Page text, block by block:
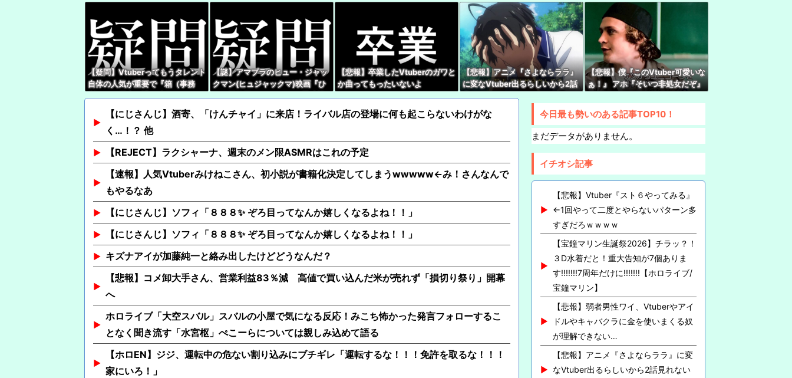
【にじ甲2026】にじさんじ甲子園2026 本戦 Day1終了！しーちゃんの
守備ほんま良かったわ
【ホロライブ】虎金妃笑虎「引っ越し先、洗濯機置き場がない 今気づい
【悲報】コメ卸大手さん、営業利益83％減 高値で買い込んだ米が売れ
ず「損切り祭り」開幕へ
【超朗報】夏、終わる
【にじ甲2026】Winners2回戦第2試合：ロイヤルナイツ - 新台附属！ロ
イヤルナイツうおおおおおおお
【疑問】Vtuberってもうタレント
自体の人気が重要で『箱（事務
なってね？
【謎】アマプラのヒュー・ジャッ
クマン(ヒュジャックマ)映画『ひ
聴が滅茶苦茶多い…いったいなぜ
【悲報】卒業したVtuberのガワと
か曲ってもったいないよ
【悲報】アニメ『さよならララ』
に変なVtuber出るらしいから2話
【悲報】僕『このVtuber可愛いな
ぁ！』 アホ『そいつ非処女だぞ』
【にじさんじ】酒寄、「けんチャイ」に来店！ライバル店の登場に何も起こらないわけがな
く…！？ 他
【REJECT】ラクシャーナ、週末のメン限ASMRはこれの予定
【速報】人気Vtuberみけねこさん、初小説が書籍化決定してしまうwwwww←み！さんなんで
もやるなあ
【にじさんじ】ソフィ「８８８✨ ぞろ目ってなんか嬉しくなるよね！！」
【にじさんじ】ソフィ「８８８✨ ぞろ目ってなんか嬉しくなるよね！！」
キズナアイが加藤純一と絡み出したけどどうなんだ？
【悲報】コメ卸大手さん、営業利益83％減 高値で買い込んだ米が売れず「損切り祭り」開幕
へ
ホロライブ「大空スバル」スバルの小屋で気になる反応！みこち怖かった発言フォローするこ
となく聞き流す「水宮枢」ぺこーらについては親しみ込めて語る
【ホロEN】ジジ、運転中の危ない割り込みにブチギレ「運転するな！！！免許を取るな！！！
家にいろ！」
今日最も勢いのある記事TOP10！
まだデータがありません。
イチオシ記事
【悲報】Vtuber『スト６やってみる』
←1回やって二度とやらないパターン多
すぎだろｗｗｗｗ
【宝鐘マリン生誕祭2026】チラッ？！
３D水着だと！重大告知が7個ありま
す!!!!!!!7周年だけに!!!!!!!【ホロライブ/
宝鐘マリン】
【悲報】弱者男性ワイ、Vtuberやアイ
ドルやキャバクラに金を使いまくる奴
が理解できない…
【悲報】アニメ『さよならララ』に変
なVtuber出るらしいから2話見れない